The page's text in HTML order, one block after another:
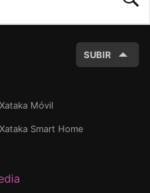
SUBIR
Xataka Móvil
Xataka Smart Home